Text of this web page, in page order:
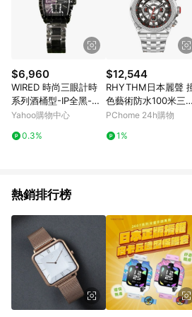
相關認定以Yahoo購物中心之認定為準
$6,960
WIRED 時尚三眼計時
系列酒桶型-IP全黑-男
錶(AF8Q99X)41*48m
Yahoo購物中心
0.3%
$12,544
RHYTHM日本麗聲
色藝術防水100米三眼
日期顯示石英腕錶-銀
PChome 24h購物
1%
熱銷排行榜